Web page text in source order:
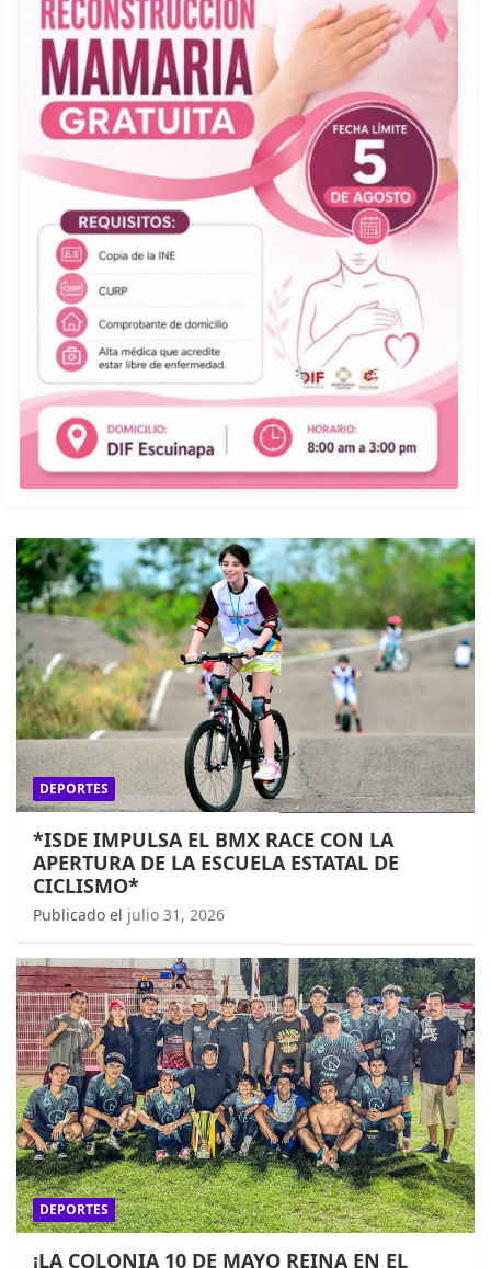
DEPORTES
*ISDE IMPULSA EL BMX RACE CON LA
APERTURA DE LA ESCUELA ESTATAL DE
CICLISMO*
Publicado el julio 31, 2026
DEPORTES
¡LA COLONIA 10 DE MAYO REINA EN EL